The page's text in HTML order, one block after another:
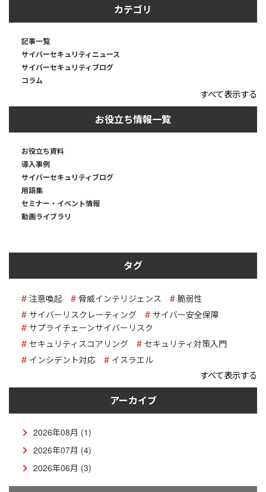
カテゴリ
記事一覧
サイバーセキュリティニュース
サイバーセキュリティブログ
コラム
すべて表示する
お役立ち情報一覧
お役立ち資料
導入事例
サイバーセキュリティブログ
用語集
セミナー・イベント情報
動画ライブラリ
タグ
注意喚起 脅威インテリジェンス
脆弱性
サイバーリスクレーティング
サイバー安全保障
サプライチェーンサイバーリスク
セキュリティスコアリング
セキュリティ対策入門
インシデント対応
イスラエル
すべて表示する
アーカイブ
2026年08月 (1)
2026年07月 (4)
2026年06月 (3)